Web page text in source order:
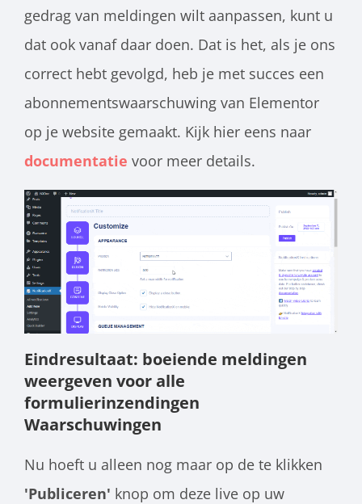
gedrag van meldingen wilt aanpassen, kunt u
dat ook vanaf daar doen. Dat is het, als je ons
correct hebt gevolgd, heb je met succes een
abonnementswaarschuwing van Elementor
op je website gemaakt. Kijk hier eens naar
documentatie voor meer details.
Eindresultaat: boeiende meldingen
weergeven voor alle
formulierinzendingen
Waarschuwingen
Nu hoeft u alleen nog maar op de te klikken
'Publiceren' knop om deze live op uw